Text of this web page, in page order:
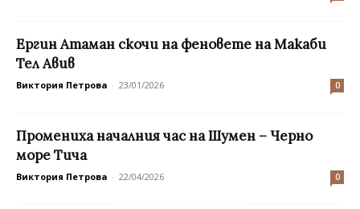
Ергин Атаман скочи на феновете на Макаби
Тел Авив
Виктория Петрова - 23/01/2026 0
Промениха началния час на Шумен – Черно
море Тича
Виктория Петрова - 22/04/2026 0